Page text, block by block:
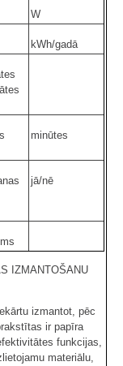
W
kWh/gadā
minūtes
jā/nē
IZMANTOŠANU
izmantot, pēc
ir papīra
funkcijas,
materiālu,